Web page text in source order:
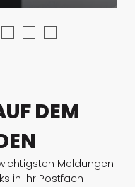
DEM
Meldungen
in Ihr Postfach